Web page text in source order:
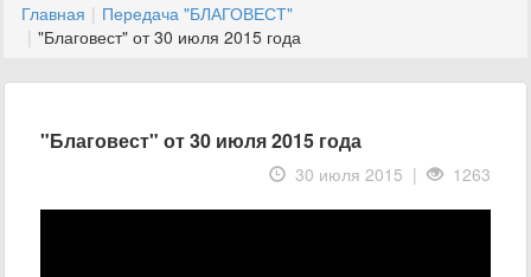
Главная
Передача "БЛАГОВЕСТ"
"Благовест" от 30 июля 2015 года
"Благовест" от 30 июля 2015 года
30 июля 2015 | 1263